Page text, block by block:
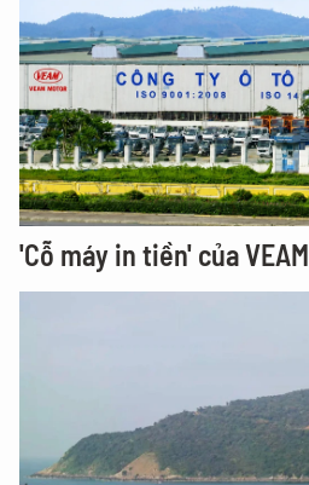
'Cỗ máy in tiền' của VEAM